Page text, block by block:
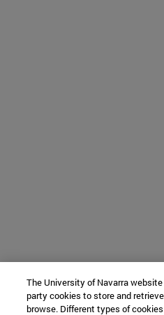
The University of Navarra
party cookies to store and
browse. Different types of